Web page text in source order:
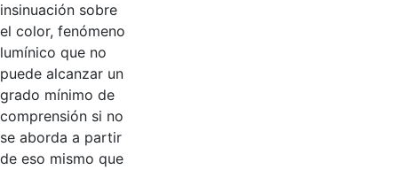
insinuación sobre
el color, fenómeno
lumínico que no
puede alcanzar un
grado mínimo de
comprensión si no
se aborda a partir
de eso mismo que